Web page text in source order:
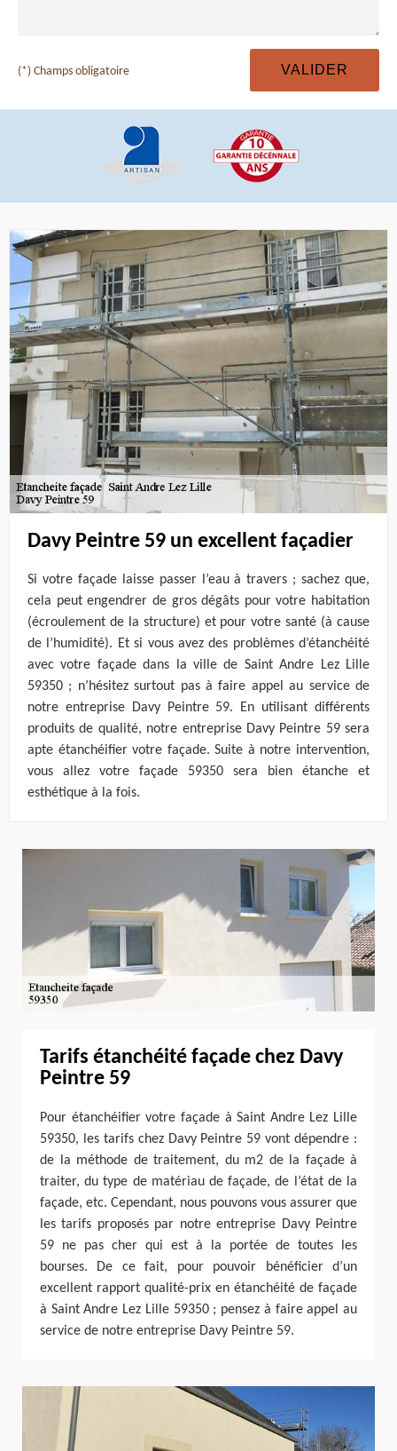
(*) Champs obligatoire
Davy Peintre 59 un excellent façadier
Si votre façade laisse passer l’eau à travers ; sachez que,
cela peut engendrer de gros dégâts pour votre habitation
(écroulement de la structure) et pour votre santé (à cause
de l’humidité). Et si vous avez des problèmes d’étanchéité
avec votre façade dans la ville de Saint Andre Lez Lille
59350 ; n’hésitez surtout pas à faire appel au service de
notre entreprise Davy Peintre 59. En utilisant différents
produits de qualité, notre entreprise Davy Peintre 59 sera
apte étanchéifier votre façade. Suite à notre intervention,
vous allez votre façade 59350 sera bien étanche et
esthétique à la fois.
Tarifs étanchéité façade chez Davy
Peintre 59
Pour étanchéifier votre façade à Saint Andre Lez Lille
59350, les tarifs chez Davy Peintre 59 vont dépendre :
de la méthode de traitement, du m2 de la façade à
traiter, du type de matériau de façade, de l’état de la
façade, etc. Cependant, nous pouvons vous assurer que
les tarifs proposés par notre entreprise Davy Peintre
59 ne pas cher qui est à la portée de toutes les
bourses. De ce fait, pour pouvoir bénéficier d’un
excellent rapport qualité-prix en étanchéité de façade
à Saint Andre Lez Lille 59350 ; pensez à faire appel au
service de notre entreprise Davy Peintre 59.